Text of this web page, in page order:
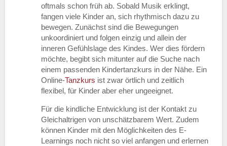
oftmals schon früh ab. Sobald Musik erklingt,
fangen viele Kinder an, sich rhythmisch dazu zu
bewegen. Zunächst sind die Bewegungen
unkoordiniert und folgen einzig und allein der
inneren Gefühlslage des Kindes. Wer dies fördern
möchte, begibt sich mitunter auf die Suche nach
einem passenden Kindertanzkurs in der Nähe. Ein
Online-Tanzkurs ist zwar örtlich und zeitlich
flexibel, für Kinder aber eher ungeeignet.
Für die kindliche Entwicklung ist der Kontakt zu
Gleichaltrigen von unschätzbarem Wert. Zudem
können Kinder mit den Möglichkeiten des E-
Learnings noch nicht so viel anfangen und erlernen